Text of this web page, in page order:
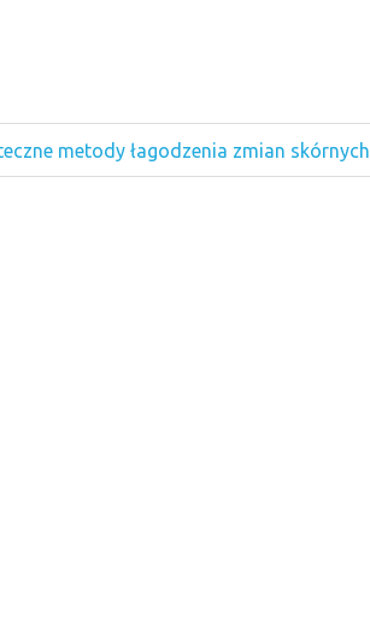
metody łagodzenia zmian skórnych